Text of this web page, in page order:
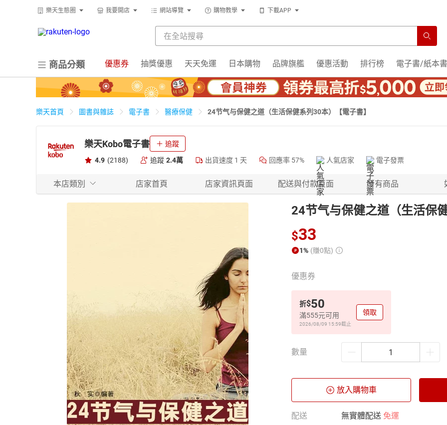
樂天生態圈 我要開店 網站導覽 購物教學 下載APP
商品分類 優惠券 抽獎優惠 天天免運 日本購物 品牌旗艦 優惠活動 排行榜 電子書/紙本書
樂天首頁 圖書與雜誌 電子書 醫療保健 24节气与保健之道（生活保健系列30本）【電子書】
樂天Kobo電子書 追蹤
4.9 (2188) 追蹤 2.4萬 出貨速度 1 天 回應率 57% 人氣店家 電子發票
本店類別 店家首頁 店家資訊頁面 配送與付款頁面 所有商品
24节气与保健之道（生活保
$33
1% (賺0點)
優惠券
折$50
滿555元可用
2026/08/09 15:59截止
領取
數量
放入購物車
配送 無實體配送 免運